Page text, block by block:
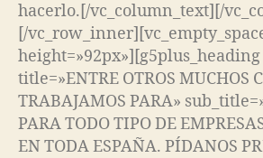
hacerlo.[/vc_column_text][/
[/
title=»ENTRE OTROS MUCHOS
TRABAJAMOS PARA»
PARA TODO TIPO DE
EN TODA ESPAÑA. PÍDANOS